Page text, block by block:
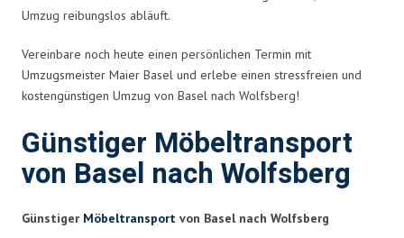
Umzug reibungslos abläuft.
Vereinbare noch heute einen persönlichen Termin mit
Umzugsmeister Maier Basel und erlebe einen stressfreien und
kostengünstigen Umzug von Basel nach Wolfsberg!
Günstiger Möbeltransport
von Basel nach Wolfsberg
Günstiger Möbeltransport von Basel nach Wolfsberg